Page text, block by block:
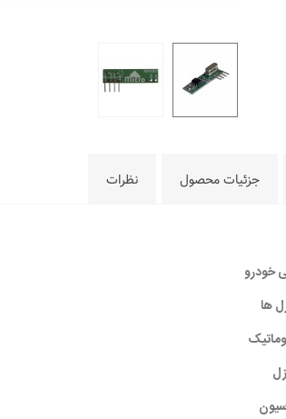
جزئیات محصول نظرات
خودرو
ها